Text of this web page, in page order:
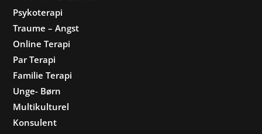
Psykoterapi
Traume – Angst
Online Terapi
Par Terapi
Familie Terapi
Unge- Børn
Multikulturel
Konsulent